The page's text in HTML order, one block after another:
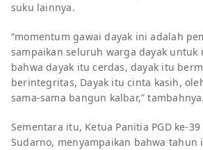
suku lainnya.
“momentum gawai dayak ini adalah
sampaikan seluruh warga dayak untuk
bahwa dayak itu cerdas, dayak itu
berintegritas, Dayak itu cinta kasih,
sama-sama bangun kalbar,” tambahnya.
Sementara itu, Ketua Panitia PGD ke-
Sudarno, menyampaikan bahwa tahun